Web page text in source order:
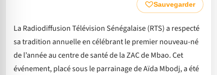
Sauvegarder
La Radiodiffusion Télévision Sénégalaise (RTS) a respecté
sa tradition annuelle en célébrant le premier nouveau-né
de l’année au centre de santé de la ZAC de Mbao. Cet
événement, placé sous le parrainage de Aïda Mbodj, a été